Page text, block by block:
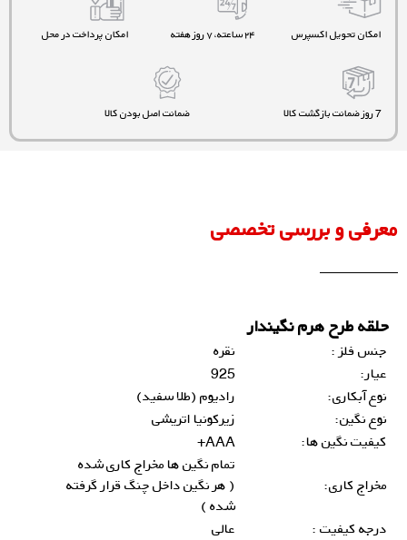
امکان تحویل اکسپرس ۲۴ ساعته، ۷ روز هفته امکان پرداخت در محل
7 روز ضمانت بازگشت کالا ضمانت اصل بودن کالا
معرفی و بررسی تخصصی
حلقه طرح هرم نگیندار
جنس فلز :
نقره
عیار:
925
نوع آبکاری:
رادیوم (طلا سفید)
نوع نگین:
زیرکونیا اتریشی
کیفیت نگین ها:
AAA+
مخراج کاری:
تمام نگین ها مخراج کاری شده
( هر نگین داخل چنگ قرار گرفته
شده )
درجه کیفیت :
عالی